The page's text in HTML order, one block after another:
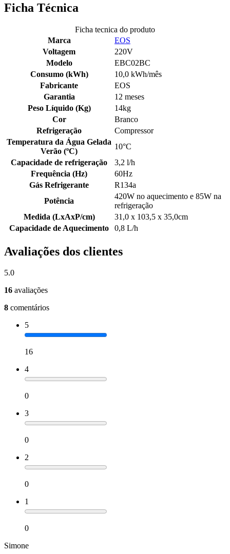
Ficha Técnica
Ficha tecnica do produto
Marca
EOS
Voltagem
220V
Modelo
EBC02BC
Consumo (kWh)
10,0 kWh/mês
Fabricante
EOS
Garantia
12 meses
Peso Líquido (Kg)
14kg
Cor
Branco
Refrigeração
Compressor
Temperatura da Água Gelada
Verão (ºC)
10°C
Capacidade de refrigeração
3,2 l/h
Frequência (Hz)
60Hz
Gás Refrigerante
R134a
Potência
420W no aquecimento e 85W na
refrigeração
Medida (LxAxP/cm)
31,0 x 103,5 x 35,0cm
Capacidade de Aquecimento
0,8 L/h
Avaliações dos clientes
5.0
16 avaliações
8 comentários
5
16
4
0
3
0
2
0
1
0
Simone